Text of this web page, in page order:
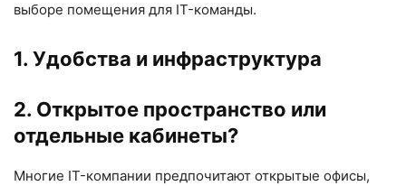
выборе помещения для IT-команды.
1. Удобства и инфраструктура
2. Открытое пространство или
отдельные кабинеты?
Многие IT-компании предпочитают открытые офисы,